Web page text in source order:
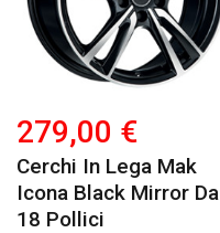
279,00 €
Cerchi In Lega Mak
Icona Black Mirror Da
18 Pollici